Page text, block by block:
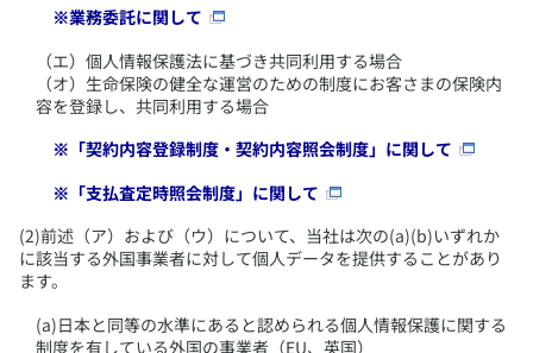
​※業務委託に関して
​（エ）個人情報保護法に基づき共同利用する場合
（オ）生命保険の健全な運営のための制度にお客さまの保険内
容を登録し、共同利用する場合
​※「契約内容登録制度・契約内容照会制度」に関して
​※「支払査定時照会制度」に関して
​(2)前述（ア）および（ウ）について、当社は次の(a)(b)いずれか
に該当する外国事業者に対して個人データを提供することがあり
ます。
​(a)日本と同等の水準にあると認められる個人情報保護に関する
制度を有している外国の事業者（EU、英国）